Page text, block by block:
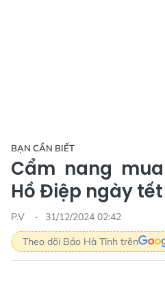
BẠN CẦN BIẾT
Cẩm nang
Hồ Điệp ngày
P.V
31/12/2024 02:42
Theo dõi Báo Hà Tĩnh trên